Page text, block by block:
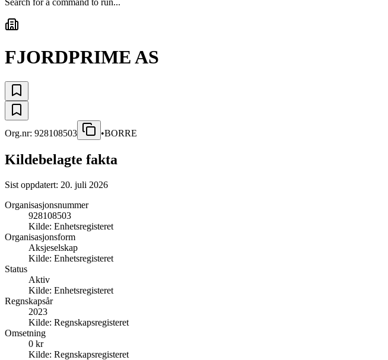
FJORDPRIME AS
Org.nr: 928108503 •BORRE
Kildebelagte fakta
Sist oppdatert: 20. juli 2026
Organisasjonsnummer
928108503
Kilde: Enhetsregisteret
Organisasjonsform
Aksjeselskap
Kilde: Enhetsregisteret
Status
Aktiv
Kilde: Enhetsregisteret
Regnskapsår
2023
Kilde: Regnskapsregisteret
Omsetning
0 kr
Kilde: Regnskapsregisteret